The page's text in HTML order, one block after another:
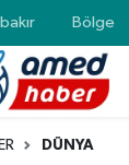
Bölge
DÜNYA
Eczaneler
Durumu